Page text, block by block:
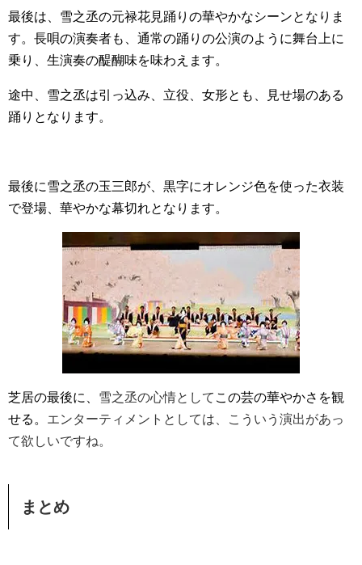
最後は、雪之丞の元禄花見踊りの華やかなシーンとなりま
す。長唄の演奏者も、通常の踊りの公演のように舞台上に
乗り、生演奏の醍醐味を味わえます。
途中、雪之丞は引っ込み、立役、女形とも、見せ場のある
踊りとなります。
最後に雪之丞の玉三郎が、黒字にオレンジ色を使った衣装
で登場、華やかな幕切れとなります。
芝居の最後に、 雪之丞の心情として この芸の華やかさを観
せる。 エンターティメントとしては、こういう演出があっ
て欲しいですね。
まとめ